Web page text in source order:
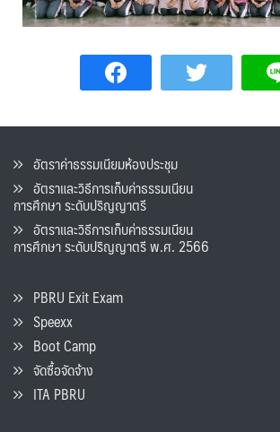
อัตราค่าธรรมเนียมห้องประชุม
อัตราและวิธีการเก็บค่าธรรมเนียน
การศึกษา ระดับปริญญาตรี
อัตราและวิธีการเก็บค่าธรรมเนียน
การศึกษา ระดับปริญญาตรี พ.ศ. 2566
PBRU Exit Exam
Speexx
Boot Camp
จัดซื้อจัดจ้าง
ITA PBRU